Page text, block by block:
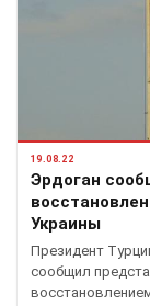
19.08.22
Эрдоган
Украины
Президент
сообщил